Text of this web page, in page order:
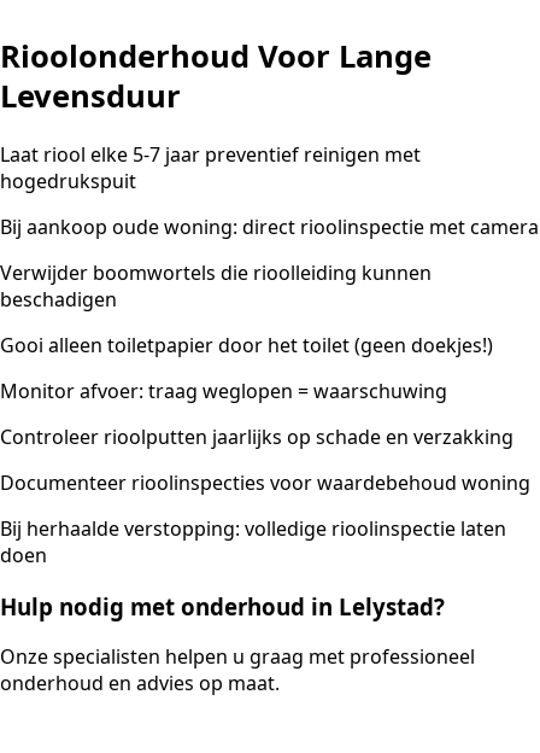
Rioolonderhoud Voor Lange
Levensduur
Laat riool elke 5-7 jaar preventief reinigen met
hogedrukspuit
Bij aankoop oude woning: direct rioolinspectie met camera
Verwijder boomwortels die rioolleiding kunnen
beschadigen
Gooi alleen toiletpapier door het toilet (geen doekjes!)
Monitor afvoer: traag weglopen = waarschuwing
Controleer rioolputten jaarlijks op schade en verzakking
Documenteer rioolinspecties voor waardebehoud woning
Bij herhaalde verstopping: volledige rioolinspectie laten
doen
Hulp nodig met onderhoud in Lelystad?
Onze specialisten helpen u graag met professioneel
onderhoud en advies op maat.